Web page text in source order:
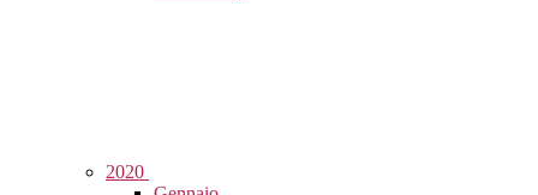
2020